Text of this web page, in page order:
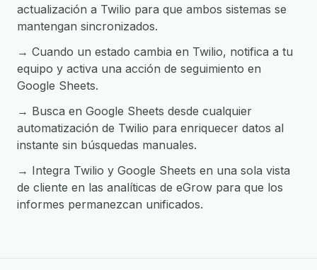
actualización a Twilio para que ambos sistemas se
mantengan sincronizados.
→ Cuando un estado cambia en Twilio, notifica a tu
equipo y activa una acción de seguimiento en
Google Sheets.
→ Busca en Google Sheets desde cualquier
automatización de Twilio para enriquecer datos al
instante sin búsquedas manuales.
→ Integra Twilio y Google Sheets en una sola vista
de cliente en las analíticas de eGrow para que los
informes permanezcan unificados.